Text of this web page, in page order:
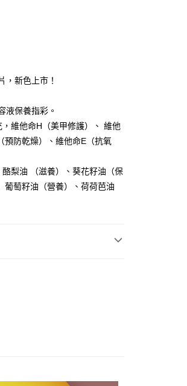
運費
。
，新色上市！
液保養指彩。
維他命H（美甲修護）、 維他
預防乾燥）、維他命E（抗氧
梨油 （滋養）、葵花籽油（保
葡萄籽油（營養）、荷荷芭油